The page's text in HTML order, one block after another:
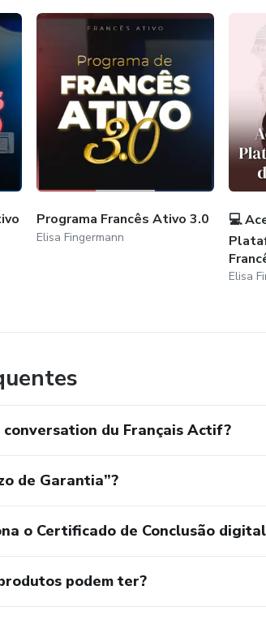
Programa Francês Ativo 3.0
Elisa Fingermann
💻
Elisa
du Français Actif?
de Garantia”?
o Certificado de Conclusão
podem ter?